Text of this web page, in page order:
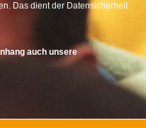
Das dient der Datensicherheit
auch unsere